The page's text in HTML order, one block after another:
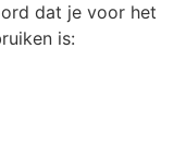
dat je voor het
is: